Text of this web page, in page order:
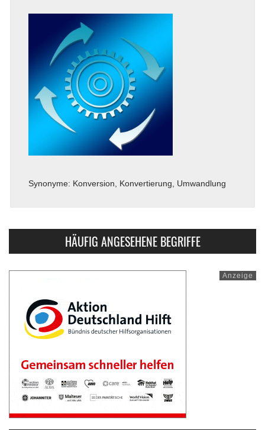
Synonyme: Konversion, Konvertierung, Umwandlung
HÄUFIG ANGESEHENE BEGRIFFE
Anzeige